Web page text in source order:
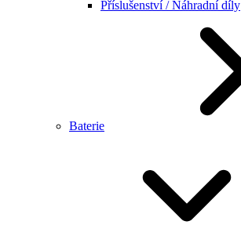
Příslušenství / Náhradní díly
Baterie